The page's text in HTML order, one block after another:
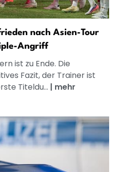
nach Asien-Tour
Angriff
ist zu Ende. Die
Fazit, der Trainer ist
Titeldu... | mehr